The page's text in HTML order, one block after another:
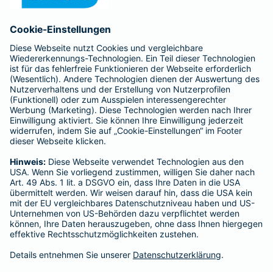
Barmenia ist Teil der BarmeniaGothaer
BELIEBTE SEITEN
Kranken-Zusatzversicherung
Tierversicherungen
Haftpflichtversicherung
Hausratversicherung
Adresse ändern
Schaden melden
Kilometerstandsmeldung
Serviceübersicht